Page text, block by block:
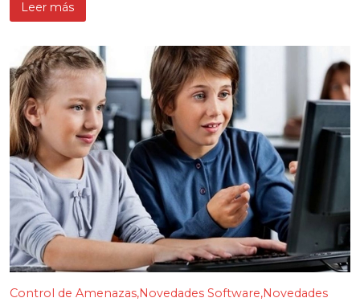
Leer más
Control de Amenazas Novedades Software Novedades